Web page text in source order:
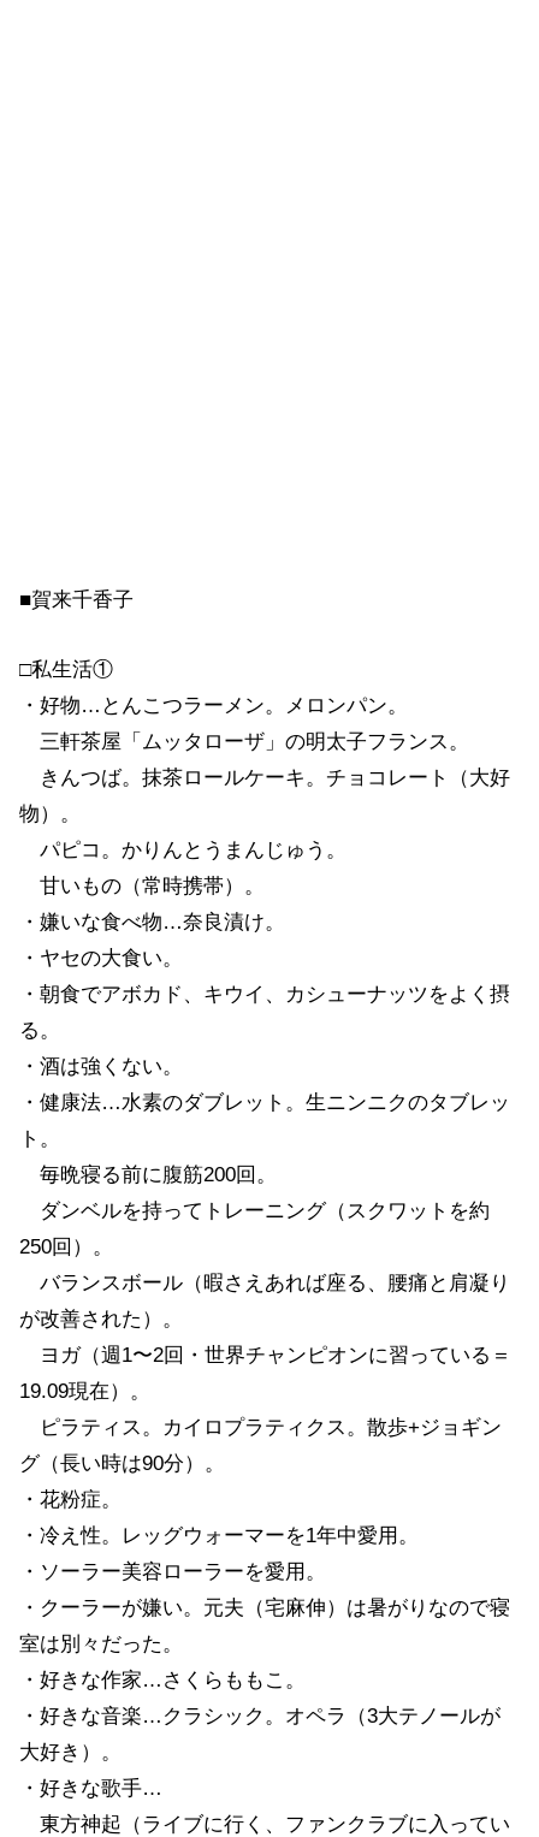
■賀来千香子
□私生活①
・好物…とんこつラーメン。メロンパン。
三軒茶屋「ムッタローザ」の明太子フランス。
きんつば。抹茶ロールケーキ。チョコレート（大好
物）。
パピコ。かりんとうまんじゅう。
甘いもの（常時携帯）。
・嫌いな食べ物…奈良漬け。
・ヤセの大食い。
・朝食でアボカド、キウイ、カシューナッツをよく摂
る。
・酒は強くない。
・健康法…水素のダブレット。生ニンニクのタブレッ
ト。
毎晩寝る前に腹筋200回。
ダンベルを持ってトレーニング（スクワットを約
250回）。
バランスボール（暇さえあれば座る、腰痛と肩凝り
が改善された）。
ヨガ（週1〜2回・世界チャンピオンに習っている＝
19.09現在）。
ピラティス。カイロプラティクス。散歩+ジョギン
グ（長い時は90分）。
・花粉症。
・冷え性。レッグウォーマーを1年中愛用。
・ソーラー美容ローラーを愛用。
・クーラーが嫌い。元夫（宅麻伸）は暑がりなので寝
室は別々だった。
・好きな作家…さくらももこ。
・好きな音楽…クラシック。オペラ（3大テノールが
大好き）。
・好きな歌手…
東方神起（ライブに行く、ファンクラブに入ってい